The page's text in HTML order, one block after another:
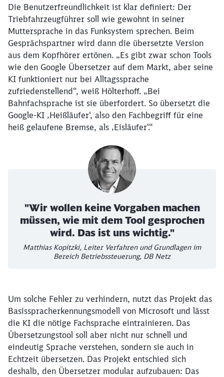
Die Benutzerfreundlichkeit ist klar definiert: Der
Triebfahrzeugführer soll wie gewohnt in seiner
Muttersprache in das Funksystem sprechen. Beim
Gesprächspartner wird dann die übersetzte Version
aus dem Kopfhörer ertönen. „Es gibt zwar schon Tools
wie den Google Übersetzer auf dem Markt, aber seine
KI funktioniert nur bei Alltagssprache
zufriedenstellend“, weiß Hölterhoff. „Bei
Bahnfachsprache ist sie überfordert. So übersetzt die
Google-KI ‚Heißläufer‘, also den Fachbegriff für eine
heiß gelaufene Bremse, als ‚Eisläufer‘.“
"Wir wollen keine Vorgaben machen
müssen, wie mit dem Tool gesprochen
wird. Das ist uns wichtig."
Matthias Kopitzki, Leiter Verfahren und Grundlagen im
Bereich Betriebssteuerung, DB Netz
Um solche Fehler zu verhindern, nutzt das Projekt das
Basisspracherkennungsmodell von Microsoft und lässt
die KI die nötige Fachsprache eintrainieren. Das
Übersetzungstool soll aber nicht nur schnell und
eindeutig Sprache verstehen, sondern sie auch in
Echtzeit übersetzen. Das Projekt entschied sich
deshalb, den Übersetzer modular aufzubauen: Das
Möchten Sie zuweitergeleitet
Abbrechen